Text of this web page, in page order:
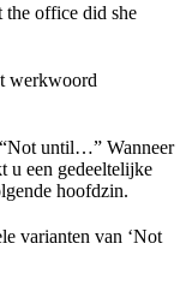
the office did she
werkwoord
until…” Wanneer
u een gedeeltelijke
hoofdzin.
varianten van ‘Not